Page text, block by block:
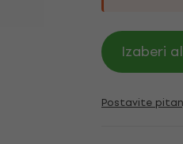
Izaberi
Postavite